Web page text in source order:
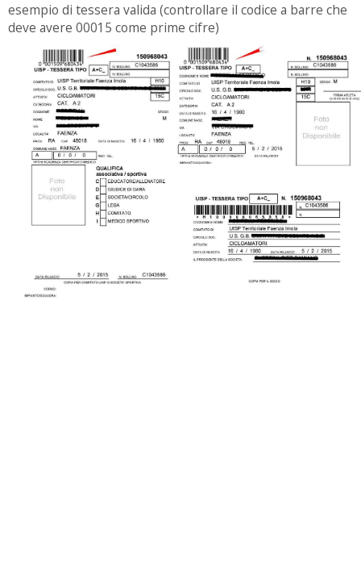
esempio di tessera valida (controllare il codice a barre che
deve avere 00015 come prime cifre)